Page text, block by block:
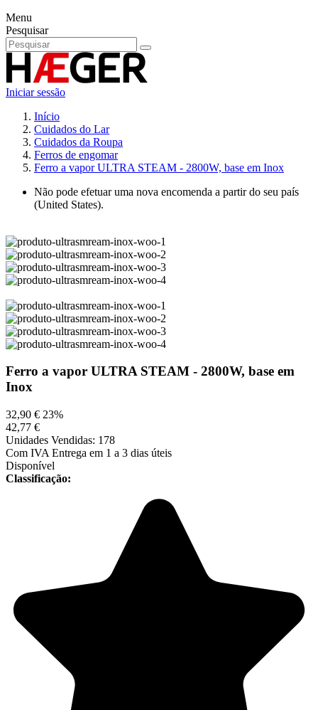
Menu
Pesquisar
Iniciar sessão
Início
Cuidados do Lar
Cuidados da Roupa
Ferros de engomar
Ferro a vapor ULTRA STEAM - 2800W, base em Inox
Não pode efetuar uma nova encomenda a partir do seu país
(United States).
Ferro a vapor ULTRA STEAM - 2800W, base em
Inox
32,90 € 23%
42,77 €
Unidades Vendidas: 178
Com IVA Entrega em 1 a 3 dias úteis
Disponível
Classificação: